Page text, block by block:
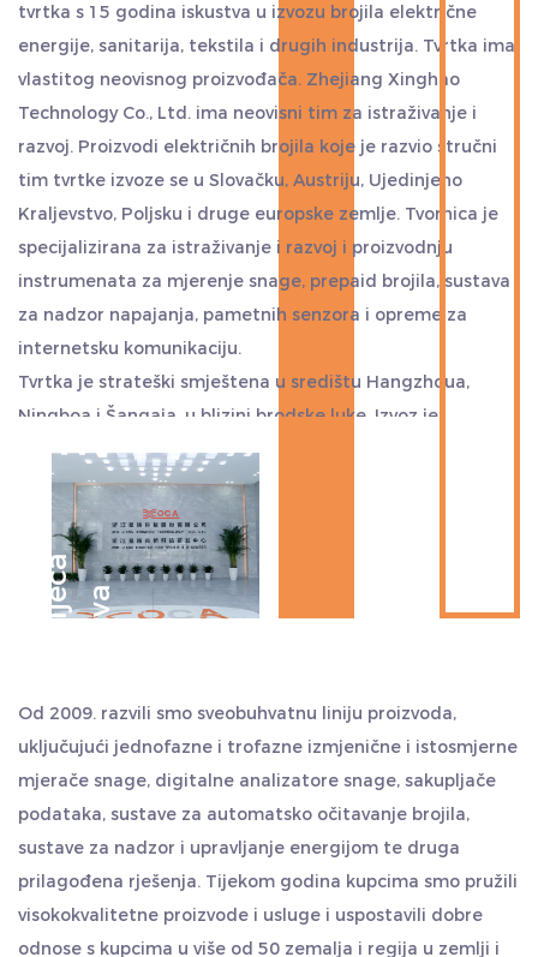
tvrtka s 15 godina iskustva u izvozu brojila električne
energije, sanitarija, tekstila i drugih industrija. Tvrtka ima
vlastitog neovisnog proizvođača. Zhejiang Xinghao
Technology Co., Ltd. ima neovisni tim za istraživanje i
razvoj. Proizvodi električnih brojila koje je razvio stručni
tim tvrtke izvoze se u Slovačku, Austriju, Ujedinjeno
Kraljevstvo, Poljsku i druge europske zemlje. Tvornica je
specijalizirana za istraživanje i razvoj i proizvodnju
instrumenata za mjerenje snage, prepaid brojila, sustava
za nadzor napajanja, pametnih senzora i opreme za
internetsku komunikaciju.
Tvrtka je strateški smještena u središtu Hangzhoua,
Ningboa i Šangaja, u blizini brodske luke. Izvoz je
praktičan, štedi više vremena i troškova. Kvalitetu
smatramo svojim životom i uvijek se pridržavamo stila
rada "iskrenosti i pragmatizma, upornosti, timskog rada i
samonadilaženja". Iskreno pozdravljamo kupce u zemlji i
inozemstvu da nas posjete i traže zajednički razvoj i
stvaraju sjaj.
D
e
s
e
t
l
je
ć
a
i
s
k
u
s
t
va
Od 2009. razvili smo sveobuhvatnu liniju proizvoda,
uključujući jednofazne i trofazne izmjenične i istosmjerne
mjerače snage, digitalne analizatore snage, sakupljače
podataka, sustave za automatsko očitavanje brojila,
sustave za nadzor i upravljanje energijom te druga
prilagođena rješenja. Tijekom godina kupcima smo pružili
visokokvalitetne proizvode i usluge i uspostavili dobre
odnose s kupcima u više od 50 zemalja i regija u zemlji i